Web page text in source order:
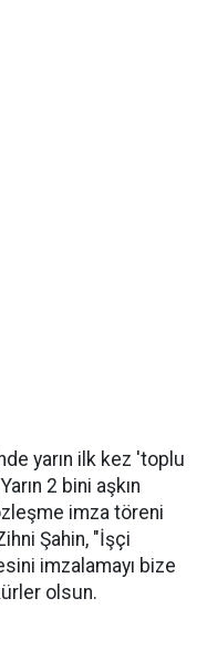
yarın ilk kez 'toplu
2 bini aşkın
imza töreni
Şahin, "İşçi
imzalamayı bize
olsun.